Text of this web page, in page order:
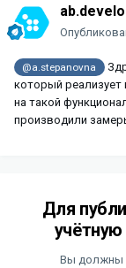
@a.stepanovna
который реализует
на такой
производили
Для
учётную
Вы должны